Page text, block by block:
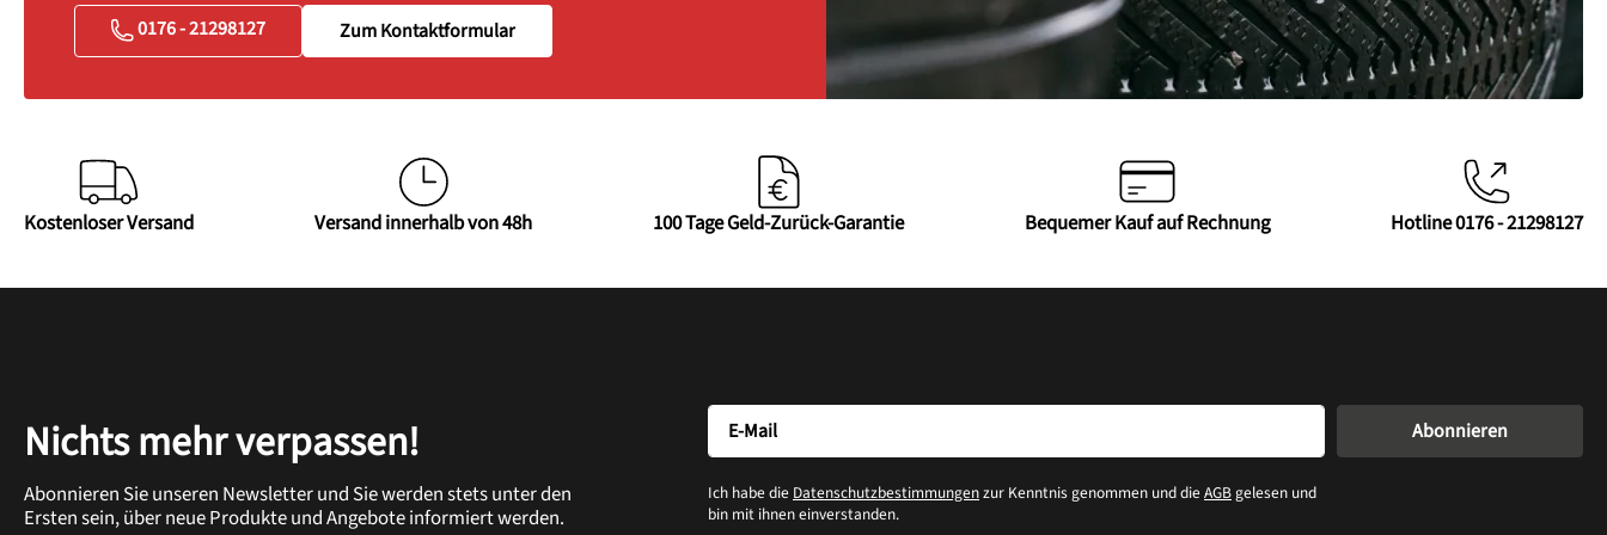
0176 - 21298127 Zum Kontaktformular
Kostenloser Versand Versand innerhalb von 48h 100 Tage Geld-Zurück-Garantie Bequemer Kauf auf Rechnung Hotline 0176 - 21298127
Nichts mehr verpassen!
Abonnieren Sie unseren Newsletter und Sie werden stets unter den
Ersten sein, über neue Produkte und Angebote informiert werden.
Ich habe die Datenschutzbestimmungenzur Kenntnis genommen und dieAGBgelesen und
bin mit ihnen einverstanden.
Abonnieren